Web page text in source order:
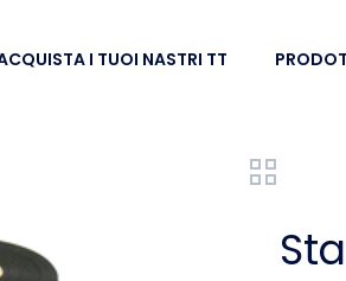
I TUOI NASTRI TT